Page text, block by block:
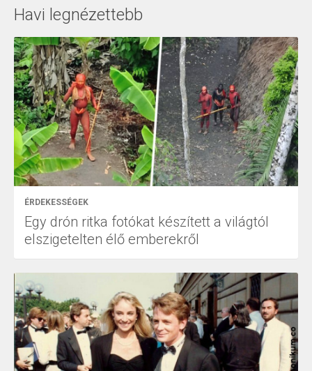
Havi legnézettebb
ÉRDEKESSÉGEK
Egy drón ritka fotókat készített a világtól
elszigetelten élő emberekről